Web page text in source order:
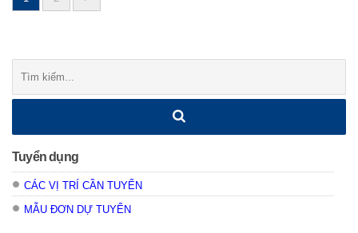
kiếm:
Tuyển dụng
CÁC VỊ TRÍ CẦN TUYỂN
MẪU ĐƠN DỰ TUYỂN